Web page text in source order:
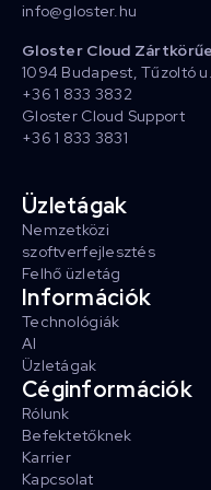
info@gloster.hu
Gloster Cloud
1094 Budapest, Tűzoltó u.
+36 1 833 3832
Gloster Cloud Support
+36 1 833 3831
Üzletágak
Nemzetközi
szoftverfejlesztés
Felhő üzletág
Információk
Technológiák
AI
Üzletágak
Céginformációk
Rólunk
Befektetőknek
Karrier
Kapcsolat